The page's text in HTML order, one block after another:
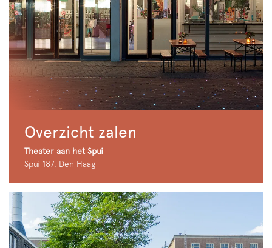
Overzicht zalen
Theater aan het Spui
Spui 187, Den Haag